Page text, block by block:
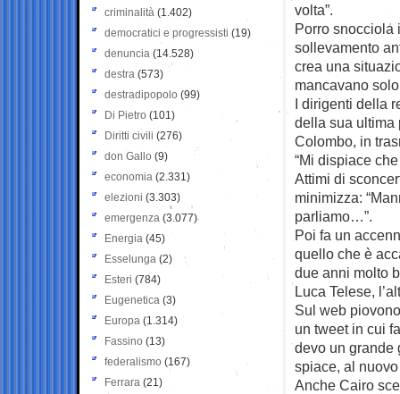
volta”.
Porro snocciola
sollevamento
crea una
mancavano
I dirigenti della
della sua ultima
Colombo, in
“Mi dispiace
Attimi di
minimizza:
parliamo…”.
Poi fa un
quello che è
due anni molto
Luca Telese,
Sul web
un tweet in cui
devo un grande
spiace, al nuovo
Anche Cairo
criminalità (1.402)
democratici e progressisti (19)
denuncia (14.528)
destra (573)
destradipopolo (99)
Di Pietro (101)
Diritti civili (276)
don Gallo (9)
economia (2.331)
elezioni (3.303)
emergenza (3.077)
Energia (45)
Esselunga (2)
Esteri (784)
Eugenetica (3)
Europa (1.314)
Fassino (13)
federalismo (167)
Ferrara (21)